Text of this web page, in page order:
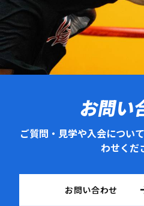
お問い
ご質問・見学や入会につい
わせくだ
お問い合わせ